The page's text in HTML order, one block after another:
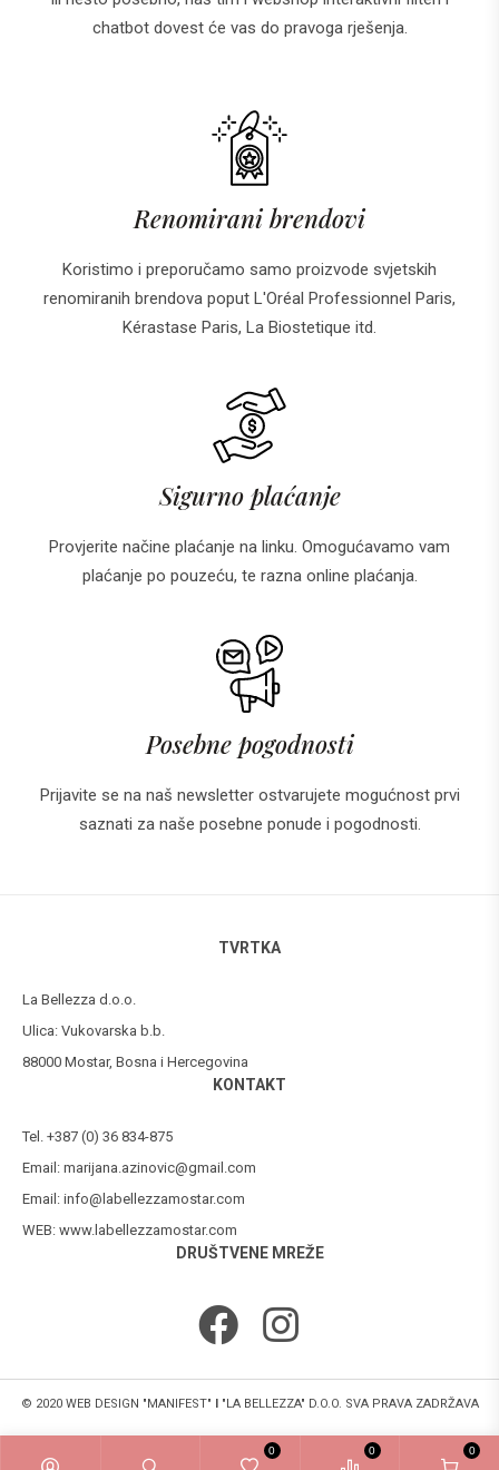
chatbot dovest će vas do pravoga rješenja.
Renomirani brendovi
Koristimo i preporučamo samo proizvode svjetskih
renomiranih brendova poput L'Oréal Professionnel Paris,
Kérastase Paris, La Biostetique itd.
Sigurno plaćanje
Provjerite načine plaćanje na linku. Omogućavamo vam
plaćanje po pouzeću, te razna online plaćanja.
Posebne pogodnosti
Prijavite se na naš newsletter ostvarujete mogućnost prvi
saznati za naše posebne ponude i pogodnosti.
TVRTKA
La Bellezza d.o.o.
Ulica: Vukovarska b.b.
88000 Mostar, Bosna i Hercegovina
KONTAKT
Tel. +387 (0) 36 834-875
Email: marijana.azinovic@gmail.com
Email: info@labellezzamostar.com
WEB: www.labellezzamostar.com
DRUŠTVENE MREŽE
© 2020 WEB DESIGN "MANIFEST" I"LA BELLEZZA" D.O.O. SVA PRAVA ZADRŽAVA
0 0 0